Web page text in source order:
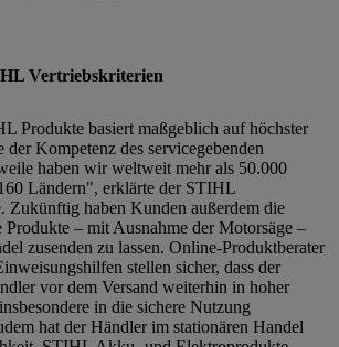
Vertriebskriterien
Produkte basiert maßgeblich auf höchster
Kompetenz des servicegebenden
haben wir weltweit mehr als 50.000
Ländern", erklärte der STIHL
Zukünftig haben Kunden außerdem die
– mit Ausnahme der Motorsäge –
zusenden zu lassen. Online-Produktberater
stellen sicher, dass der
vor dem Versand weiterhin in hoher
in die sichere Nutzung
hat der Händler im stationären Handel